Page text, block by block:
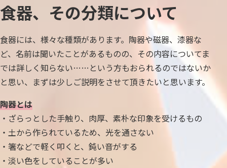
食器、その分類について
食器には、様々な種類があります。陶器や磁器、漆器な
ど、名前は聞いたことがあるものの、その内容についてま
では詳しく知らない……という方もおられるのではないか
と思い、まずは少しご説明をさせて頂きたいと思います。
陶器とは
・ざらっとした手触り、肉厚、素朴な印象を受けるもの
・土から作られているため、光を通さない
・箸などで軽く叩くと、鈍い音がする
・淡い色をしていることが多い